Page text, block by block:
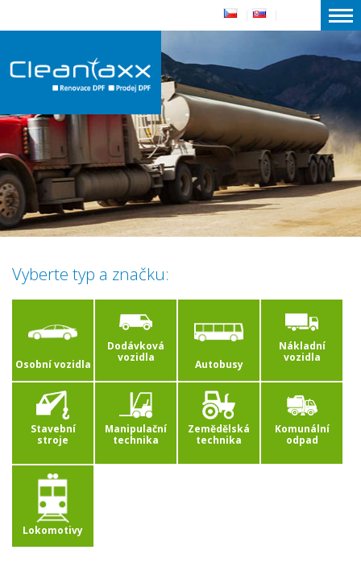
Vyberte typ a značku:
Osobní vozidla
Dodávková
vozidla
Autobusy
Nákladní
vozidla
Stavební
stroje
Manipulační
technika
Zemědělská
technika
Komunální
odpad
Lokomotivy